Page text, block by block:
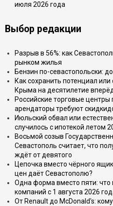
июля 2026 года
Выбор редакции
Разрыв в 56%: как
рынком жилья
Бензин по-севастопольски:
Как сохранить потенциал или
Крыма на десятилетие
Российские торговые
арендаторы требуют
Июльский обвал или
случилось с ипотекой летом
Восьмой созыв
Севастополь считает, что
ждёт от девятого
Цепочка вместо чёрного
цен даёт Севастополю?
Одна форма вместо пяти:
компаний с 1 августа 2026
От Renault до McDonald's: